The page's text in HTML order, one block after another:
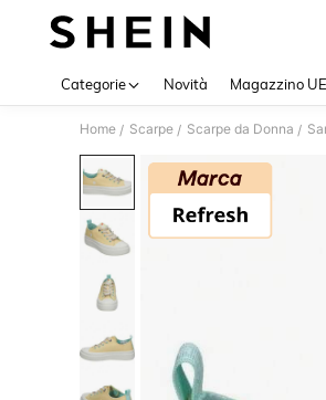
Categorie Novità Magazzino UE
Home / Scarpe / Scarpe da Donna /